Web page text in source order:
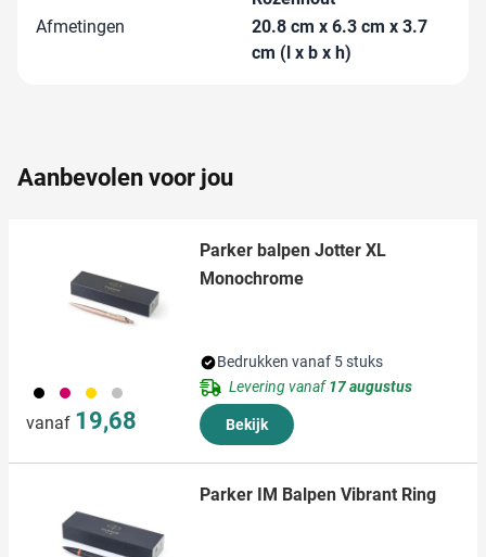
informatie over uw gebruik van onze site met onze
partners voor social media, adverteren en analyse. Deze
Afmetingen
20.8 cm x 6.3 cm x 3.7
cm (l x b x h)
Aanbevolen voor jou
001 017 031 032
vanaf 19,68
Parker balpen Jotter XL
Monochrome
Bedrukken vanaf 5 stuks
Levering vanaf17 augustus
Bekijk
Parker IM Balpen Vibrant Ring